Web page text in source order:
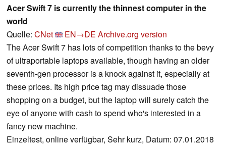
Acer Swift 7 is currently the thinnest computer in the
world
Quelle: CNet EN→DE Archive.org version
The Acer Swift 7 has lots of competition thanks to the bevy
of ultraportable laptops available, though having an older
seventh-gen processor is a knock against it, especially at
these prices. Its high price tag may dissuade those
shopping on a budget, but the laptop will surely catch the
eye of anyone with cash to spend who's interested in a
fancy new machine.
Einzeltest, online verfügbar, Sehr kurz, Datum: 07.01.2018